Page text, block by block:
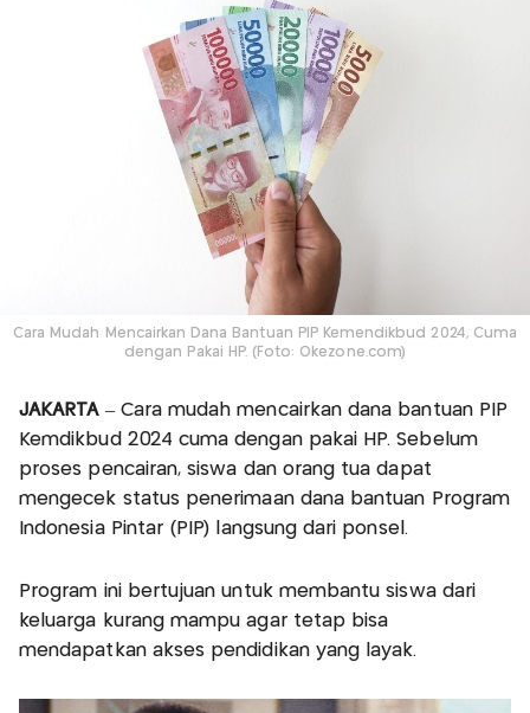
Cara Mudah Mencairkan Dana Bantuan PIP Kemendikbud 2024, Cuma
dengan Pakai HP. (Foto: Okezone.com)
JAKARTA– Cara mudah mencairkan dana bantuan PIP
Kemdikbud 2024 cuma dengan pakai HP. Sebelum
proses pencairan, siswa dan orang tua dapat
mengecek status penerimaan dana bantuan Program
Indonesia Pintar (PIP) langsung dari ponsel.
Program ini bertujuan untuk membantu siswa dari
keluarga kurang mampu agar tetap bisa
mendapatkan akses pendidikan yang layak.